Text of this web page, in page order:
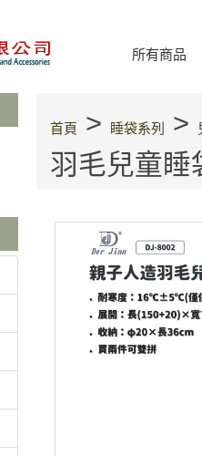
所有商品
首頁 > 睡袋系列 >
羽毛兒童睡